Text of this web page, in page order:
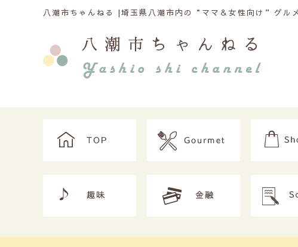
八潮市ちゃんねる |埼玉県八潮市内の“ママ＆女性向け”グル